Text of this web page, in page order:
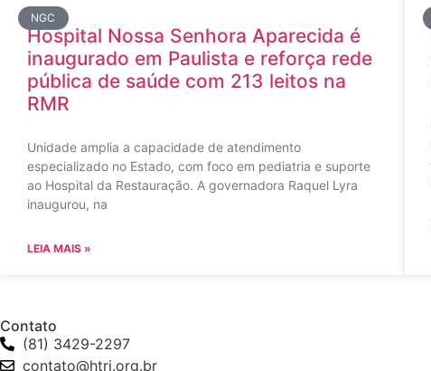
NGC
Hospital Nossa Senhora Aparecida é
inaugurado em Paulista e reforça rede
pública de saúde com 213 leitos na
RMR
Unidade amplia a capacidade de atendimento
especializado no Estado, com foco em pediatria e suporte
ao Hospital da Restauração. A governadora Raquel Lyra
inaugurou, na
LEIA MAIS »
Contato
(81) 3429-2297
contato@htri.org.br